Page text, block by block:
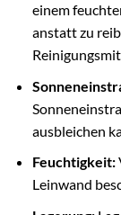
einem
anstatt zu
ausbleichen
Feuchtigkeit:
Leinwand